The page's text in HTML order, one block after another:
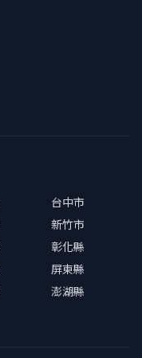
台中市
新竹市
彰化縣
屏東縣
澎湖縣